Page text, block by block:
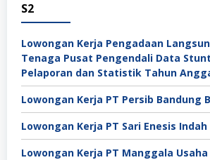
S2
Lowongan Kerja Pengadaan
Tenaga Pusat Pengendali Data
Pelaporan dan Statistik Tahun
Lowongan Kerja PT Persib Bandung
Lowongan Kerja PT Sari Enesis
Lowongan Kerja PT Manggala